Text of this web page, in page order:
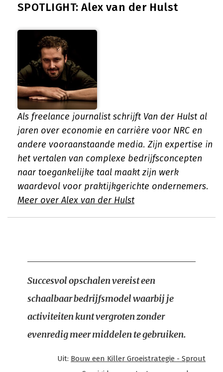
SPOTLIGHT: Alex van der Hulst
Als freelance journalist schrijft Van der Hulst al
jaren over economie en carrière voor NRC en
andere vooraanstaande media. Zijn expertise in
het vertalen van complexe bedrijfsconcepten
naar toegankelijke taal maakt zijn werk
waardevol voor praktijkgerichte ondernemers.
Meer over Alex van der Hulst
Succesvol opschalen vereist een
schaalbaar bedrijfsmodel waarbij je
activiteiten kunt vergroten zonder
evenredig meer middelen te gebruiken.
Uit: Bouw een Killer Groeistrategie - Sprout